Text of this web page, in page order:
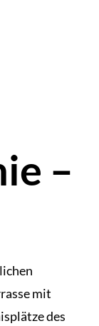
–
mit
des